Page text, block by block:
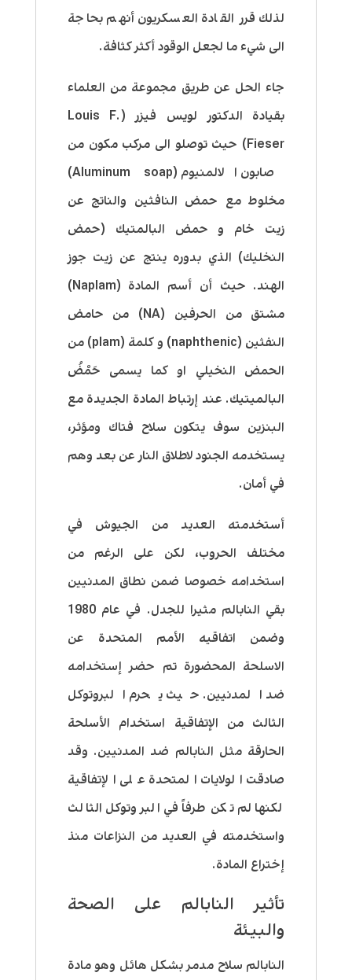
لذلك قرر القادة العسكريون أنهم بحاجة
الى شيء ما لجعل الوقود أكثر كثافة.
جاء الحل عن طريق مجموعة من العلماء
بقيادة الدكتور لويس فيزر (Louis F.
Fieser) حيث توصلو الى مركب مكون من
صابون الالمنيوم (Aluminum soap)
مخلوط مع حمض النافثين والناتج عن
زيت خام و حمض البالمتيك (حمض
النخليك) الذي بدوره ينتج عن زيت جوز
الهند. حيث أن أسم المادة (Naplam)
مشتق من الحرفين (NA) من حامض
النفثين (naphthenic) و كلمة (plam) من
الحمض النخيلي او كما يسمى حَمْضُ
البالميتيك. عند إرتباط المادة الجديدة مع
البنزين سوف يتكون سلاح فتاك ومؤثر،
يستخدمه الجنود لاطلاق النار عن بعد وهم
في أمان.
أستخدمته العديد من الجيوش في
مختلف الحروب، لكن على الرغم من
استخدامه خصوصا ضمن نطاق المدنيين
بقي النابالم مثيرا للجدل. في عام 1980
وضمن اتفاقيه الأمم المتحدة عن
الاسلحة المحضورة تم حضر إستخدامه
ضد المدنيين. حيث يحرم البروتوكل
الثالث من الإتفاقية استخدام الأسلحة
الحارقة مثل النابالم ضد المدنيين. وقد
صادقت الولايات المتحدة على الإتفاقية
لكنها لم تكن طرفاً في البروتوكل الثالث
واستخدمته في العديد من النزاعات منذ
إختراع المادة.
تأثير النابالم على الصحة
والبيئة
النابالم سلاح مدمر بشكل هائل وهو مادة